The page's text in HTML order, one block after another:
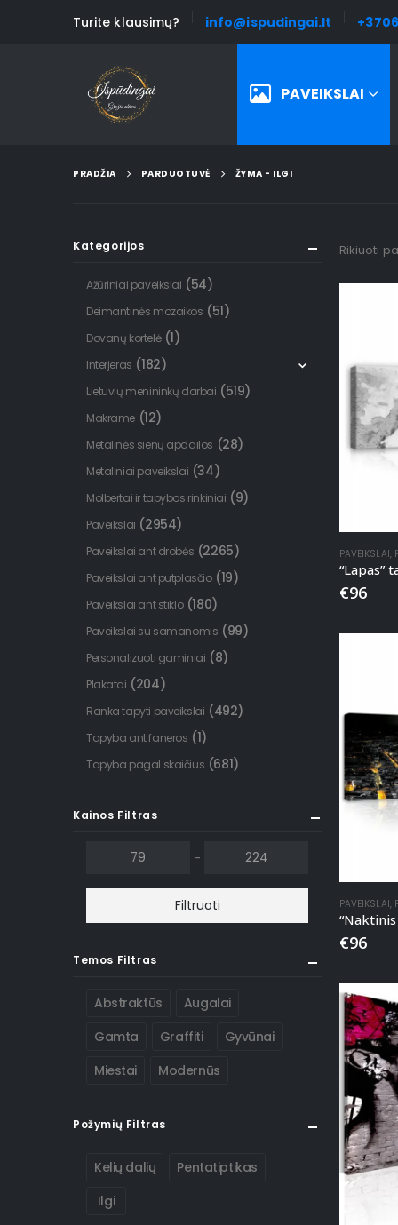
Turite klausimų? info@ispudingai.lt
PAVEIKSLAI
PRADŽIA PARDUOTUVĖ ŽYMA - ILGI
Rikiuoti
PAVEIKSLAI,
“Lapas”
€96
PAVEIKSLAI,
€96
Kategorijos
Ažūriniai paveikslai (54)
Deimantinės mozaikos (51)
Dovanų kortelė (1)
Interjeras (182)
Lietuvių menininkų darbai (519)
Makrame (12)
Metalinės sienų apdailos (28)
Metaliniai paveikslai (34)
Molbertai ir tapybos rinkiniai (9)
Paveikslai (2954)
Paveikslai ant drobės (2265)
Paveikslai ant putplasčio (19)
Paveikslai ant stiklo (180)
Paveikslai su samanomis (99)
Personalizuoti gaminiai (8)
Plakatai (204)
Ranka tapyti paveikslai (492)
Tapyba ant faneros (1)
Tapyba pagal skaičius (681)
Kainos Filtras
-
Filtruoti
Temos Filtras
Abstraktūs
Augalai
Gamta
Graffiti
Gyvūnai
Miestai
Modernūs
Požymių Filtras
Kelių dalių
Pentatiptikas
Ilgi